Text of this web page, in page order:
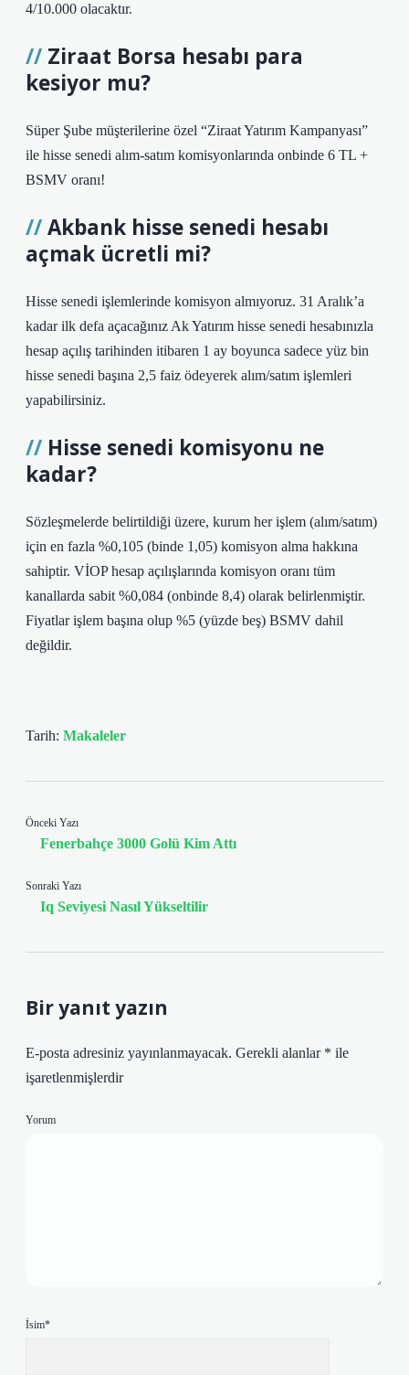
4/10.000 olacaktır.
Ziraat Borsa hesabı para
kesiyor mu?
Süper Şube müşterilerine özel “Ziraat Yatırım Kampanyası”
ile hisse senedi alım-satım komisyonlarında onbinde 6 TL +
BSMV oranı!
Akbank hisse senedi hesabı
açmak ücretli mi?
Hisse senedi işlemlerinde komisyon almıyoruz. 31 Aralık’a
kadar ilk defa açacağınız Ak Yatırım hisse senedi hesabınızla
hesap açılış tarihinden itibaren 1 ay boyunca sadece yüz bin
hisse senedi başına 2,5 faiz ödeyerek alım/satım işlemleri
yapabilirsiniz.
Hisse senedi komisyonu ne
kadar?
Sözleşmelerde belirtildiği üzere, kurum her işlem (alım/satım)
için en fazla %0,105 (binde 1,05) komisyon alma hakkına
sahiptir. VİOP hesap açılışlarında komisyon oranı tüm
kanallarda sabit %0,084 (onbinde 8,4) olarak belirlenmiştir.
Fiyatlar işlem başına olup %5 (yüzde beş) BSMV dahil
değildir.
Tarih: Makaleler
Önceki Yazı
Fenerbahçe 3000 Golü Kim Attı
Sonraki Yazı
Iq Seviyesi Nasıl Yükseltilir
Bir yanıt yazın
E-posta adresiniz yayınlanmayacak. Gerekli alanlar * ile
işaretlenmişlerdir
Yorum
İsim*